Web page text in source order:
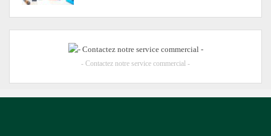
- Contactez notre service commercial -